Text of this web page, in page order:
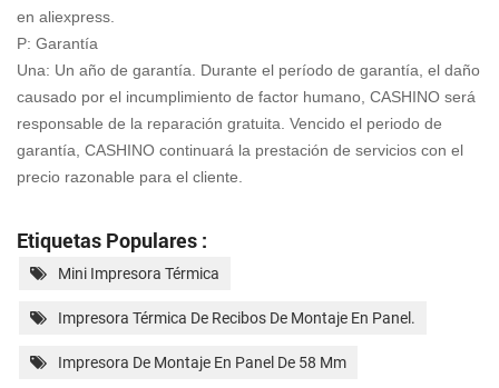
en aliexpress.
P: Garantía
Una: Un año de garantía. Durante el período de garantía, el daño
causado por el incumplimiento de factor humano, CASHINO será
responsable de la reparación gratuita. Vencido el periodo de
garantía, CASHINO continuará la prestación de servicios con el
precio razonable para el cliente.
Etiquetas Populares :
Mini Impresora Térmica
Impresora Térmica De Recibos De Montaje En Panel.
Impresora De Montaje En Panel De 58 Mm